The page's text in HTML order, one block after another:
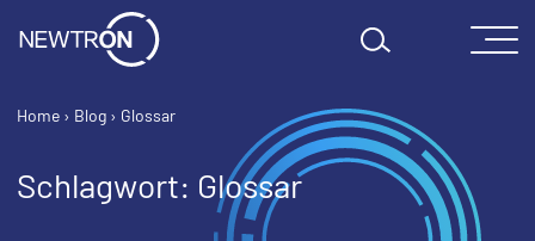
Home › Blog › Glossar
Schlagwort: Glossar